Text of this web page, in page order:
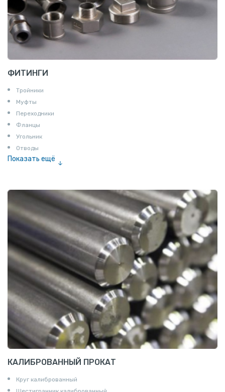
ФИТИНГИ
Тройники
Муфты
Переходники
Фланцы
Угольник
Отводы
Показать ещё
Соединение «американка»
Штуцеры
Сгоны
Удлинители для труб
Крестовины
Контргайки
КАЛИБРОВАННЫЙ ПРОКАТ
Круг калиброванный